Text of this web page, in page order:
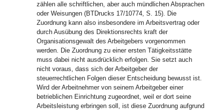
zählen alle schriftlichen, aber auch mündlichen Absprachen
oder Weisungen (BTDrucks 17/10774, S. 15). Die
Zuordnung kann also insbesondere im Arbeitsvertrag oder
durch Ausübung des Direktionsrechts kraft der
Organisationsgewalt des Arbeitgebers vorgenommen
werden. Die Zuordnung zu einer ersten Tätigkeitsstätte
muss dabei nicht ausdrücklich erfolgen. Sie setzt auch
nicht voraus, dass sich der Arbeitgeber der
steuerrechtlichen Folgen dieser Entscheidung bewusst ist.
Wird der Arbeitnehmer von seinem Arbeitgeber einer
betrieblichen Einrichtung zugeordnet, weil er dort seine
Arbeitsleistung erbringen soll, ist diese Zuordnung aufgrund